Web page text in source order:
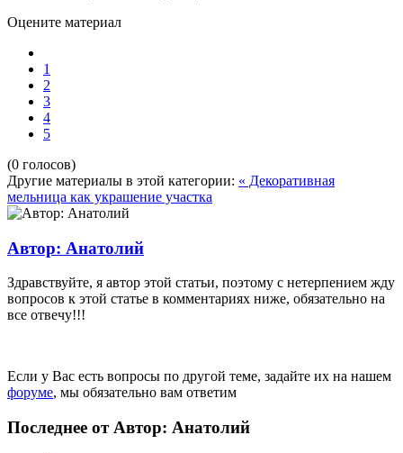
Оцените материал
1
2
3
4
5
(0 голосов)
Другие материалы в этой категории: « Декоративная
мельница как украшение участка
Автор: Анатолий
Здравствуйте, я автор этой статьи, поэтому с нетерпением жду
вопросов к этой статье в комментариях ниже, обязательно на
все отвечу!!!
Если у Вас есть вопросы по другой теме, задайте их на нашем
форуме, мы обязательно вам ответим
Последнее от Автор: Анатолий